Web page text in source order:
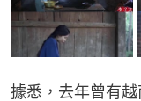
據悉，去年曾有